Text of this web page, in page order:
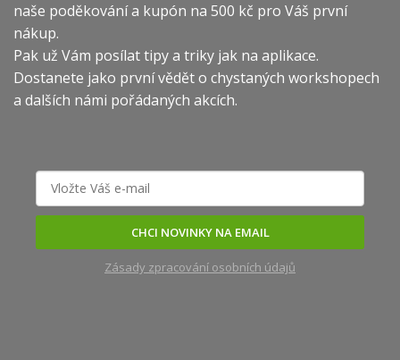
naše poděkování a kupón na 500 kč pro Váš první
nákup.
Pak už Vám posílat tipy a triky jak na aplikace.
Dostanete jako první vědět o chystaných workshopech
a dalších námi pořádaných akcích.
CHCI NOVINKY NA EMAIL
Zásady zpracování osobních údajů